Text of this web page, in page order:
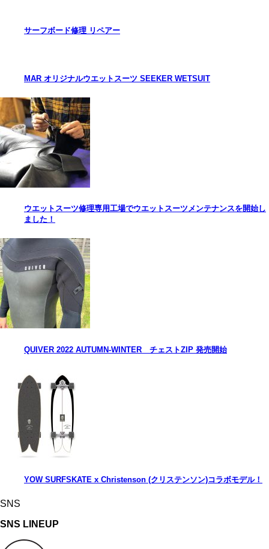
サーフボード修理 リペアー
MAR オリジナルウエットスーツ SEEKER WETSUIT
ウエットスーツ修理専用工場でウエットスーツメンテナンスを開始し
ました！
QUIVER 2022 AUTUMN-WINTER チェストZIP 発売開始
YOW SURFSKATE x Christenson (クリステンソン)コラボモデル！
SNS
SNS LINEUP